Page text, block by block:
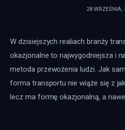
Więcej
28 WRZEŚNIA,
W dzisiejszych realiach branży
okazjonalne to najwygodniejsza i
metoda przewożenia ludzi. Jak
forma transportu nie wiąże się z
lecz ma formę okazjonalną, a